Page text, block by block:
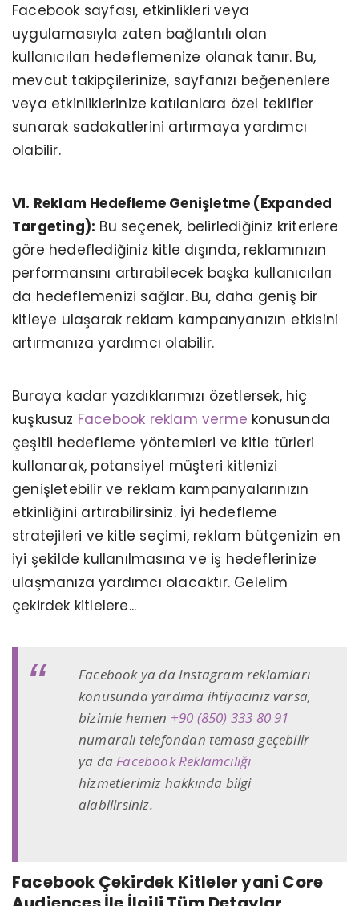
Facebook sayfası, etkinlikleri veya
uygulamasıyla zaten bağlantılı olan
kullanıcıları hedeflemenize olanak tanır. Bu,
mevcut takipçilerinize, sayfanızı beğenenlere
veya etkinliklerinize katılanlara özel teklifler
sunarak sadakatlerini artırmaya yardımcı
olabilir.
VI. Reklam Hedefleme Genişletme (Expanded
Targeting): Bu seçenek, belirlediğiniz kriterlere
göre hedeflediğiniz kitle dışında, reklamınızın
performansını artırabilecek başka kullanıcıları
da hedeflemenizi sağlar. Bu, daha geniş bir
kitleye ulaşarak reklam kampanyanızın etkisini
artırmanıza yardımcı olabilir.
Buraya kadar yazdıklarımızı özetlersek, hiç
kuşkusuz Facebook reklam verme konusunda
çeşitli hedefleme yöntemleri ve kitle türleri
kullanarak, potansiyel müşteri kitlenizi
genişletebilir ve reklam kampanyalarınızın
etkinliğini artırabilirsiniz. İyi hedefleme
stratejileri ve kitle seçimi, reklam bütçenizin en
iyi şekilde kullanılmasına ve iş hedeflerinize
ulaşmanıza yardımcı olacaktır. Gelelim
çekirdek kitlelere...
Facebook ya da Instagram reklamları
konusunda yardıma ihtiyacınız varsa,
bizimle hemen +90 (850) 333 80 91
numaralı telefondan temasa geçebilir
ya daFacebook Reklamcılığı
hizmetlerimiz hakkında bilgi
alabilirsiniz.
Facebook Çekirdek Kitleler yani Core